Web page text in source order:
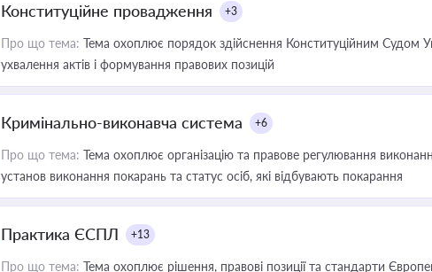
Конституційне провадження +3
Про що тема: Тема охоплює порядок здійснення Конституційним Судом
ухвалення актів і формування правових позицій
Кримінально-виконавча система +6
Про що тема: Тема охоплює організацію та правове регулювання
установ виконання покарань та статус осіб, які відбувають покарання
Практика ЄСПЛ +13
Про що тема: Тема охоплює рішення, правові позиції та стандарти